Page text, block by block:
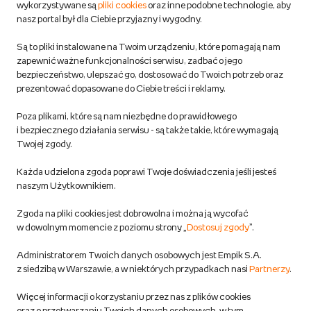
Reklamacje
Regulamin empik.com
Pozostałe Regulaminy Empiku
Polityka prywatności empik.com
produktów niebezpiecznych
Dostosuj zgody
Polityka prywatności empik
Do 100 zł na pierwsze zakupy w aplikacji. Pobierz i
korzystaj z kodów zniżkowych.Dowiedz się więcej
wykorzystywane sąpliki cookiesoraz inne podobne technologie, aby
nasz portal był dla Ciebie przyjazny i wygodny.
Są to pliki instalowane na Twoim urządzeniu, które pomagają nam
zapewnić ważne funkcjonalności serwisu, zadbać o jego
bezpieczeństwo, ulepszać go, dostosować do Twoich potrzeb oraz
prezentować dopasowane do Ciebie treści i reklamy.
Poza plikami, które są nam niezbędne do prawidłowego
i bezpiecznego działania serwisu - są także takie, które wymagają
Twojej zgody.
Każda udzielona zgoda poprawi Twoje doświadczenia jeśli jesteś
naszym Użytkownikiem.
Zgoda na pliki cookies jest dobrowolna i można ją wycofać
w dowolnym momencie z poziomu strony „ Dostosuj zgody”.
Administratorem Twoich danych osobowych jest Empik S.A.
z siedzibą w Warszawie, a w niektórych przypadkach nasi Partnerzy.
Więcej informacji o korzystaniu przez nas z plików cookies